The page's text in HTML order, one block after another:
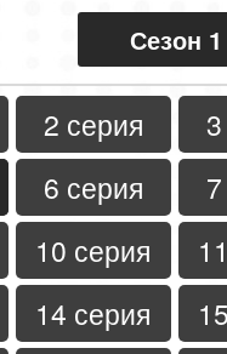
Сезон 1
2 серия
6 серия
10 серия
14 серия